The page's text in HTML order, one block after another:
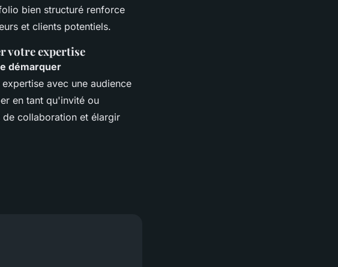
bien structuré renforce
et clients potentiels.
votre expertise
démarquer
avec une audience
en tant qu'invité ou
collaboration et élargir